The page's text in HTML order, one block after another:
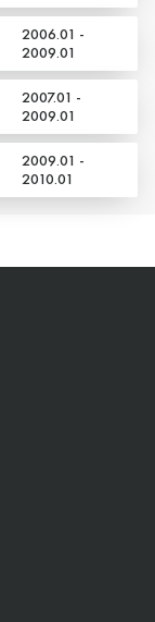
2006.01 -
2009.01
2007.01 -
2009.01
2009.01 -
2010.01